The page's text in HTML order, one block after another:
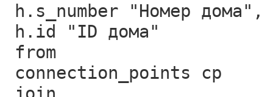
h.s_number "Номер дома",
h.id "ID дома"
from
connection_points cp